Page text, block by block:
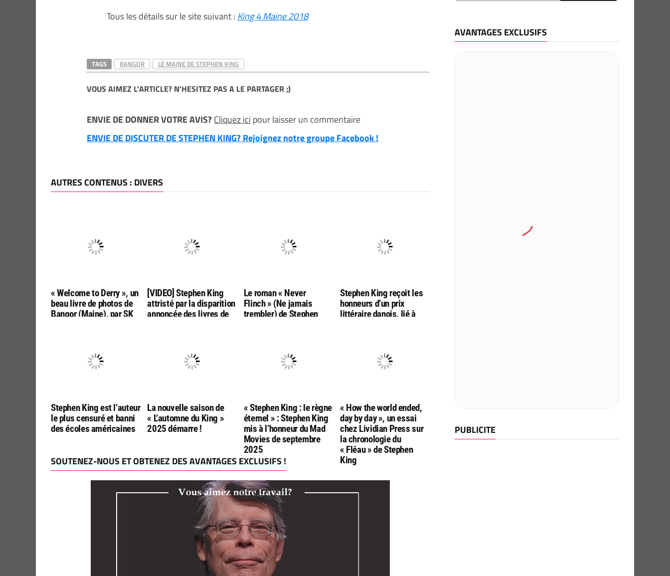
Tous les détails sur le site suivant : King 4 Maine 2018
TAGS BANGOR LE MAINE DE STEPHEN KING
VOUS AIMEZ L'ARTICLE? N'HESITEZ PAS A LE PARTAGER ;)
ENVIE DE DONNER VOTRE AVIS?Cliquez ici pour laisser un commentaire
ENVIE DE DISCUTER DE STEPHEN KING? Rejoignez notre groupe Facebook !
AUTRES CONTENUS : DIVERS
« Welcome to Derry », un
beau livre de photos de
Bangor (Maine), par SK
[VIDEO] Stephen King
attristé par la disparition
annoncée des livres de
Le roman « Never
Flinch » (Ne jamais
trembler) de Stephen
Stephen King reçoit les
honneurs d’un prix
littéraire danois, lié à
Stephen King est l’auteur
le plus censuré et banni
des écoles américaines
La nouvelle saison de
« L’automne du King »
2025 démarre !
« Stephen King : le règne
éternel » : Stephen King
mis à l’honneur du Mad
Movies de septembre
2025
« How the world ended,
day by day », un essai
chez Lividian Press sur
la chronologie du
« Fléau » de Stephen
King
SOUTENEZ-NOUS ET OBTENEZ DES AVANTAGES EXCLUSIFS !
AVANTAGES EXCLUSIFS
PUBLICITE